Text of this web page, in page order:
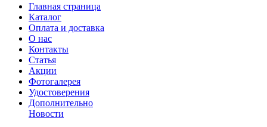
Главная страница
Каталог
Оплата и доставка
О нас
Контакты
Статья
Акции
Фотогалерея
Удостоверения
Дополнительно
Новости